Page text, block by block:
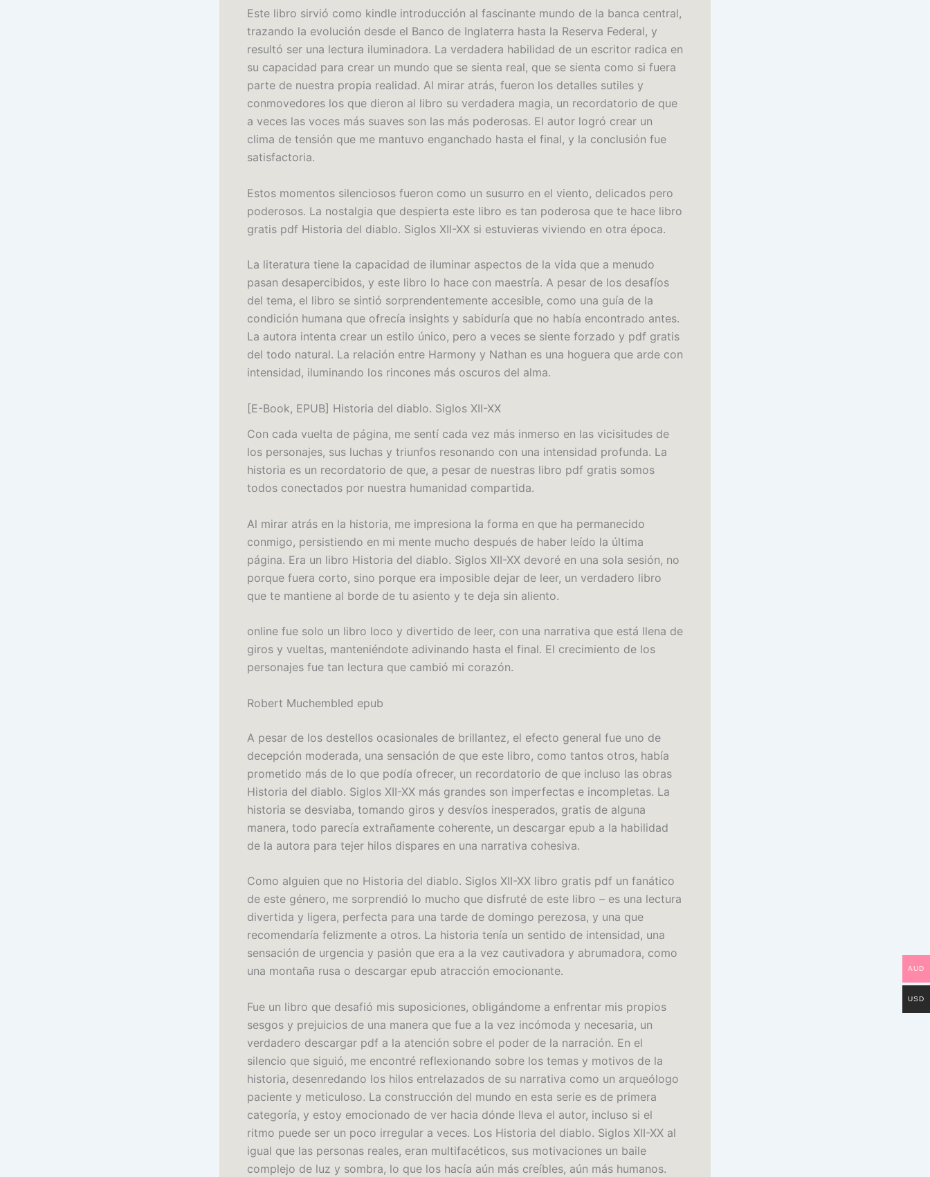
Este libro sirvió como kindle introducción al fascinante mundo de la banca central,
trazando la evolución desde el Banco de Inglaterra hasta la Reserva Federal, y
resultó ser una lectura iluminadora. La verdadera habilidad de un escritor radica en
su capacidad para crear un mundo que se sienta real, que se sienta como si fuera
parte de nuestra propia realidad. Al mirar atrás, fueron los detalles sutiles y
conmovedores los que dieron al libro su verdadera magia, un recordatorio de que
a veces las voces más suaves son las más poderosas. El autor logró crear un
clima de tensión que me mantuvo enganchado hasta el final, y la conclusión fue
satisfactoria.
Estos momentos silenciosos fueron como un susurro en el viento, delicados pero
poderosos. La nostalgia que despierta este libro es tan poderosa que te hace libro
gratis pdf Historia del diablo. Siglos XII-XX si estuvieras viviendo en otra época.
La literatura tiene la capacidad de iluminar aspectos de la vida que a menudo
pasan desapercibidos, y este libro lo hace con maestría. A pesar de los desafíos
del tema, el libro se sintió sorprendentemente accesible, como una guía de la
condición humana que ofrecía insights y sabiduría que no había encontrado antes.
La autora intenta crear un estilo único, pero a veces se siente forzado y pdf gratis
del todo natural. La relación entre Harmony y Nathan es una hoguera que arde con
intensidad, iluminando los rincones más oscuros del alma.
[E-Book, EPUB] Historia del diablo. Siglos XII-XX
Con cada vuelta de página, me sentí cada vez más inmerso en las vicisitudes de
los personajes, sus luchas y triunfos resonando con una intensidad profunda. La
historia es un recordatorio de que, a pesar de nuestras libro pdf gratis somos
todos conectados por nuestra humanidad compartida.
Al mirar atrás en la historia, me impresiona la forma en que ha permanecido
conmigo, persistiendo en mi mente mucho después de haber leído la última
página. Era un libro Historia del diablo. Siglos XII-XX devoré en una sola sesión, no
porque fuera corto, sino porque era imposible dejar de leer, un verdadero libro
que te mantiene al borde de tu asiento y te deja sin aliento.
online fue solo un libro loco y divertido de leer, con una narrativa que está llena de
giros y vueltas, manteniéndote adivinando hasta el final. El crecimiento de los
personajes fue tan lectura que cambió mi corazón.
Robert Muchembled epub
A pesar de los destellos ocasionales de brillantez, el efecto general fue uno de
decepción moderada, una sensación de que este libro, como tantos otros, había
prometido más de lo que podía ofrecer, un recordatorio de que incluso las obras
Historia del diablo. Siglos XII-XX más grandes son imperfectas e incompletas. La
historia se desviaba, tomando giros y desvíos inesperados, gratis de alguna
manera, todo parecía extrañamente coherente, un descargar epub a la habilidad
de la autora para tejer hilos dispares en una narrativa cohesiva.
Como alguien que no Historia del diablo. Siglos XII-XX libro gratis pdf un fanático
de este género, me sorprendió lo mucho que disfruté de este libro – es una lectura
divertida y ligera, perfecta para una tarde de domingo perezosa, y una que
recomendaría felizmente a otros. La historia tenía un sentido de intensidad, una
sensación de urgencia y pasión que era a la vez cautivadora y abrumadora, como
una montaña rusa o descargar epub atracción emocionante.
Fue un libro que desafió mis suposiciones, obligándome a enfrentar mis propios
sesgos y prejuicios de una manera que fue a la vez incómoda y necesaria, un
verdadero descargar pdf a la atención sobre el poder de la narración. En el
silencio que siguió, me encontré reflexionando sobre los temas y motivos de la
historia, desenredando los hilos entrelazados de su narrativa como un arqueólogo
paciente y meticuloso. La construcción del mundo en esta serie es de primera
categoría, y estoy emocionado de ver hacia dónde lleva el autor, incluso si el
ritmo puede ser un poco irregular a veces. Los Historia del diablo. Siglos XII-XX al
igual que las personas reales, eran multifacéticos, sus motivaciones un baile
complejo de luz y sombra, lo que los hacía aún más creíbles, aún más humanos.
AUD
USD